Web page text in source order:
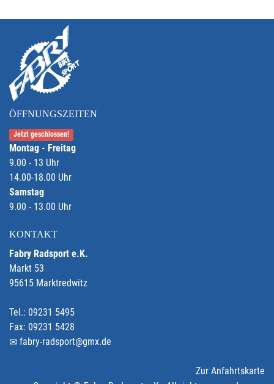
ÖFFNUNGSZEITEN
Jetzt geschlossen!
Montag - Freitag
9.00 - 13 Uhr
14.00-18.00 Uhr
Samstag
9.00 - 13.00 Uhr
KONTAKT
Fabry Radsport e.K.
Markt 53
95615 Marktredwitz
Tel.: 09231 5495
Fax: 09231 5428
fabry-radsport@gmx.de
Zur Anfahrtskarte